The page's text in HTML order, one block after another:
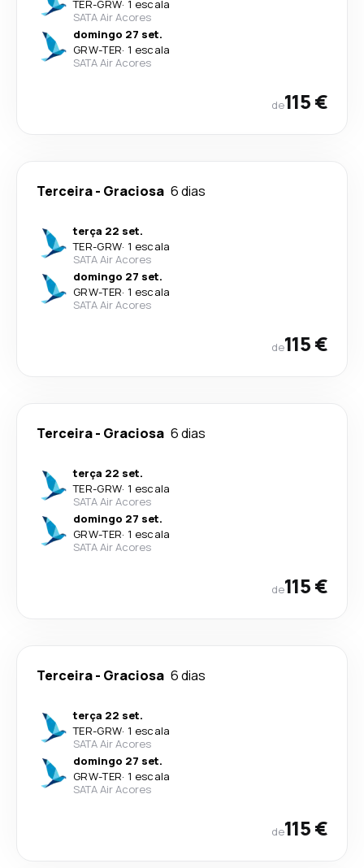
TER-GRW· 1 escala
SATA Air Acores
domingo 27 set.
GRW-TER· 1 escala
SATA Air Acores
de115 €
Terceira- Graciosa 6 dias
terça 22 set.
TER-GRW· 1 escala
SATA Air Acores
domingo 27 set.
GRW-TER· 1 escala
SATA Air Acores
de115 €
Terceira- Graciosa 6 dias
terça 22 set.
TER-GRW· 1 escala
SATA Air Acores
domingo 27 set.
GRW-TER· 1 escala
SATA Air Acores
de115 €
Terceira- Graciosa 6 dias
terça 22 set.
TER-GRW· 1 escala
SATA Air Acores
domingo 27 set.
GRW-TER· 1 escala
SATA Air Acores
de115 €